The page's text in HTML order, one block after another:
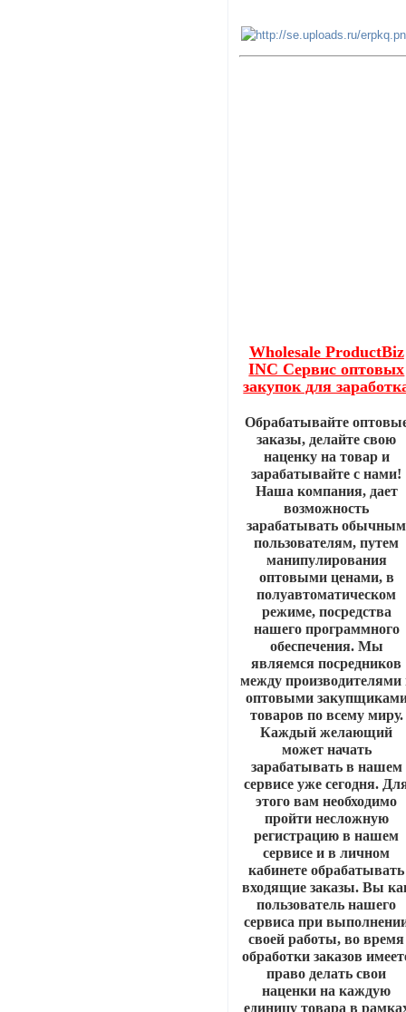
Wholesale ProductBiz
INC Сервис оптовых
закупок для
Обрабатывайте
заказы, делайте свою
наценку на товар и
зарабатывайте с нами!
Наша компания, дает
возможность
зарабатывать обычным
пользователям, путем
манипулирования
оптовыми ценами, в
полуавтоматическом
режиме, посредства
нашего программного
обеспечения. Мы
являемся посредников
между производителями
оптовыми
товаров по всему миру.
Каждый желающий
может начать
зарабатывать в нашем
сервисе уже сегодня.
этого вам необходимо
пройти несложную
регистрацию в нашем
сервисе и в личном
кабинете обрабатывать
входящие заказы. Вы
пользователь нашего
сервиса при
своей работы, во время
обработки заказов
право делать свои
наценки на каждую
единицу товара в